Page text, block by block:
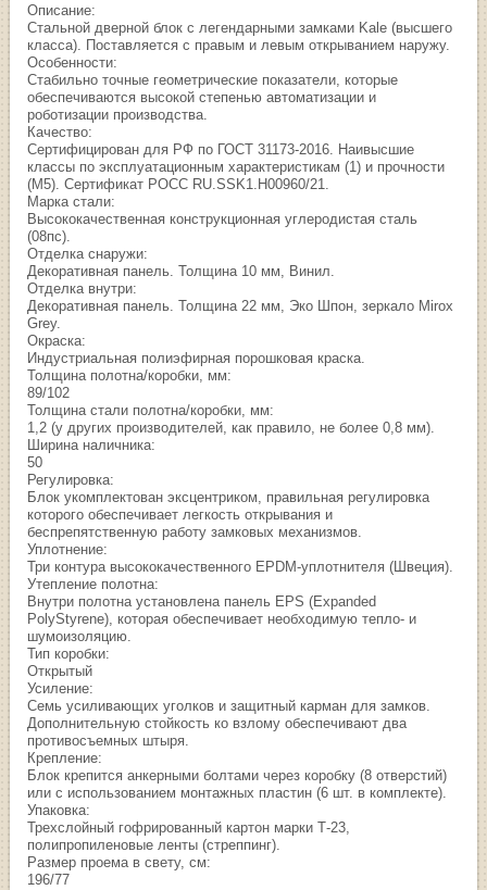
Описание:
Стальной дверной блок с легендарными замками Kale (высшего
класса). Поставляется с правым и левым открыванием наружу.
Особенности:
Стабильно точные геометрические показатели, которые
обеспечиваются высокой степенью автоматизации и
роботизации производства.
Качество:
Сертифицирован для РФ по ГОСТ 31173-2016. Наивысшие
классы по эксплуатационным характеристикам (1) и прочности
(М5). Сертификат POCC RU.SSK1.H00960/21.
Марка стали:
Высококачественная конструкционная углеродистая сталь
(08пс).
Отделка снаружи:
Декоративная панель. Толщина 10 мм, Винил.
Отделка внутри:
Декоративная панель. Толщина 22 мм, Эко Шпон, зеркало Mirox
Grey.
Окраска:
Индустриальная полиэфирная порошковая краска.
Толщина полотна/коробки, мм:
89/102
Толщина стали полотна/коробки, мм:
1,2 (у других производителей, как правило, не более 0,8 мм).
Ширина наличника:
50
Регулировка:
Блок укомплектован эксцентриком, правильная регулировка
которого обеспечивает легкость открывания и
беспрепятственную работу замковых механизмов.
Уплотнение:
Три контура высококачественного EPDM-уплотнителя (Швеция).
Утепление полотна:
Внутри полотна установлена панель EPS (Expanded
PolyStyrene), которая обеспечивает необходимую тепло- и
шумоизоляцию.
Тип коробки:
Открытый
Усиление:
Семь усиливающих уголков и защитный карман для замков.
Дополнительную стойкость ко взлому обеспечивают два
противосъемных штыря.
Крепление:
Блок крепится анкерными болтами через коробку (8 отверстий)
или с использованием монтажных пластин (6 шт. в комплекте).
Упаковка:
Трехслойный гофрированный картон марки Т-23,
полипропиленовые ленты (стреппинг).
Размер проема в свету, см:
196/77